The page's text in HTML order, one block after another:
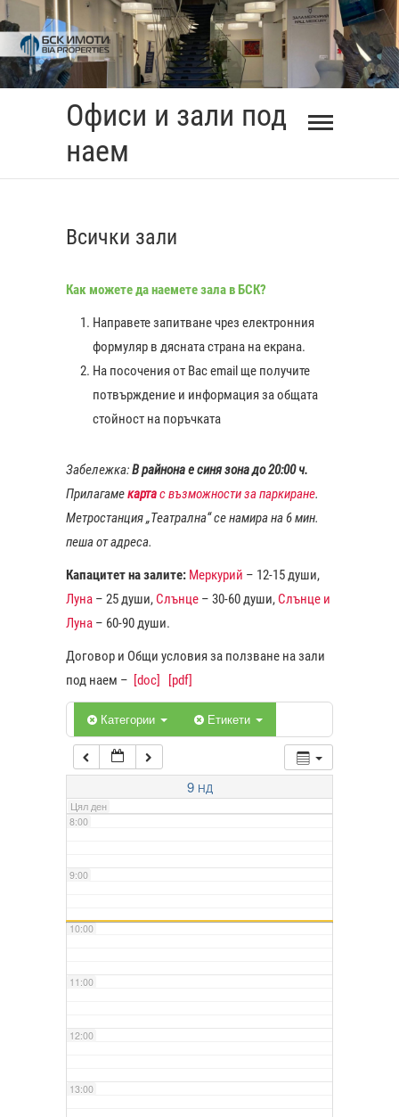
Skip
to
content
Офиси и зали под
наем
Всички зали
Как можете да наемете зала в БСК?
Направете запитване чрез електронния
формуляр в дясната страна на екрана.
На посочения от Вас еmail ще получите
потвърждение и информация за общата
стойност на поръчката
Забележка:В райнона е синя зона до 20:00 ч.
Прилагамекартас възможности за паркиране.
Метростанция „Театрална“ се намира на 6 мин.
пеша от адреса.
Капацитет на залите: Меркурий – 12-15 души,
Луна – 25 души, Слънце – 30-60 души, Слънце и
Луна – 60-90 души.
Договор и Общи условия за ползване на зали
под наем – [doc] [pdf]
Категории Етикети
9 НД
Цял ден
2:00
4:00
5:00
7:00
8:00
9:00
10:00
11:00
12:00
13:00